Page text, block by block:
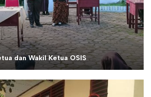
dan Wakil Ketua OSIS